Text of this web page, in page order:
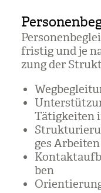
fris­tig und je
zung der
Tätig­kei­ten
ges
ben